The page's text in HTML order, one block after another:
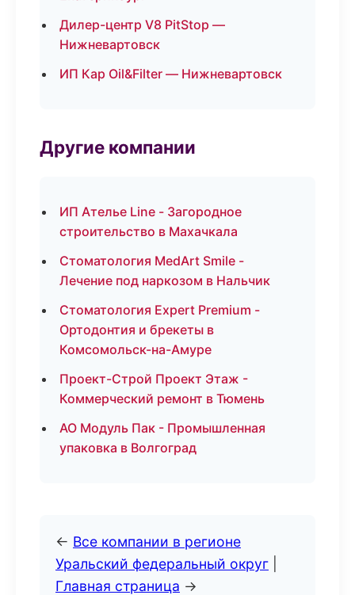
Дилер-центр V8 PitStop —
Нижневартовск
ИП Кар Oil&Filter — Нижневартовск
Другие компании
ИП Ателье Line - Загородное
строительство в Махачкала
Стоматология MedArt Smile -
Лечение под наркозом в Нальчик
Стоматология Expert Premium -
Ортодонтия и брекеты в
Комсомольск-на-Амуре
Проект-Строй Проект Этаж -
Коммерческий ремонт в Тюмень
АО Модуль Пак - Промышленная
упаковка в Волгоград
← Все компании в регионе
Уральский федеральный округ
Главная страница →